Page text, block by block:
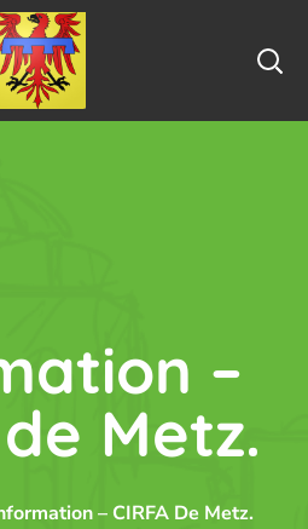
–
de Metz.
– CIRFA De Metz.